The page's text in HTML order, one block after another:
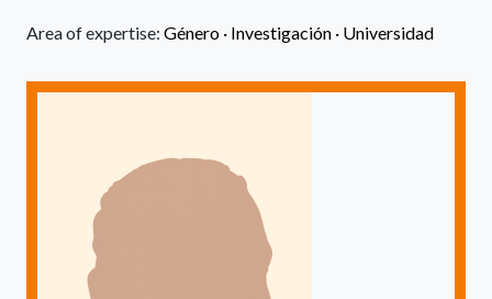
Area of expertise: Género · Investigación · Universidad